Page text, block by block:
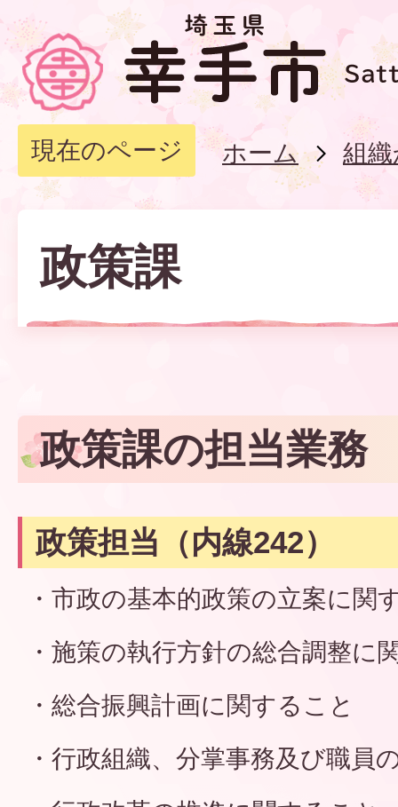
現在のページ ホーム 組
政策課
政策課の担当業務
政策担当（内線242）
・市政の基本的政策の立案に関
・施策の執行方針の総合調整に
・総合振興計画に関すること
・行政組織、分掌事務及び職員